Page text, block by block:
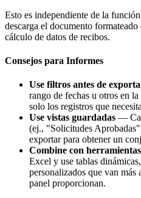
Esto es independiente de la
descarga el documento
cálculo de datos de recibos.
Consejos para Informes
Use filtros antes de
rango de fechas u otros en
solo los registros que
Use vistas guardadas —
(ej., "Solicitudes
exportar para obtener un
Combine con
Excel y use tablas
personalizados que van más
panel proporcionan.